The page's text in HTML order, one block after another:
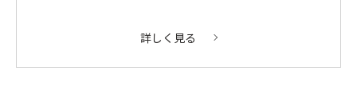
詳しく見る